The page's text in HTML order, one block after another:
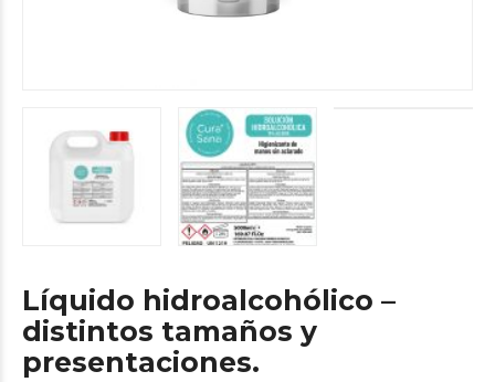
Líquido hidroalcohólico –
distintos tamaños y
presentaciones.